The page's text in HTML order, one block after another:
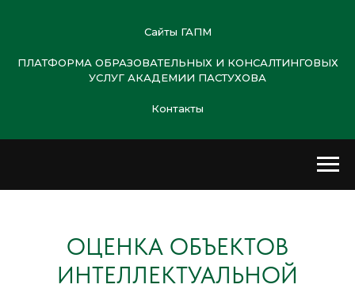
Сайты ГАПМ
ПЛАТФОРМА ОБРАЗОВАТЕЛЬНЫХ И КОНСАЛТИНГОВЫХ
УСЛУГ АКАДЕМИИ ПАСТУХОВА
Контакты
ОЦЕНКА ОБЪЕКТОВ
ИНТЕЛЛЕКТУАЛЬНОЙ